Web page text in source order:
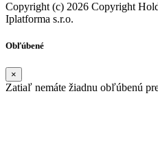
Copyright (c) 2026 Copyright
Iplatforma s.r.o.
Obľúbené
×
Zatiaľ nemáte žiadnu obľúbenú